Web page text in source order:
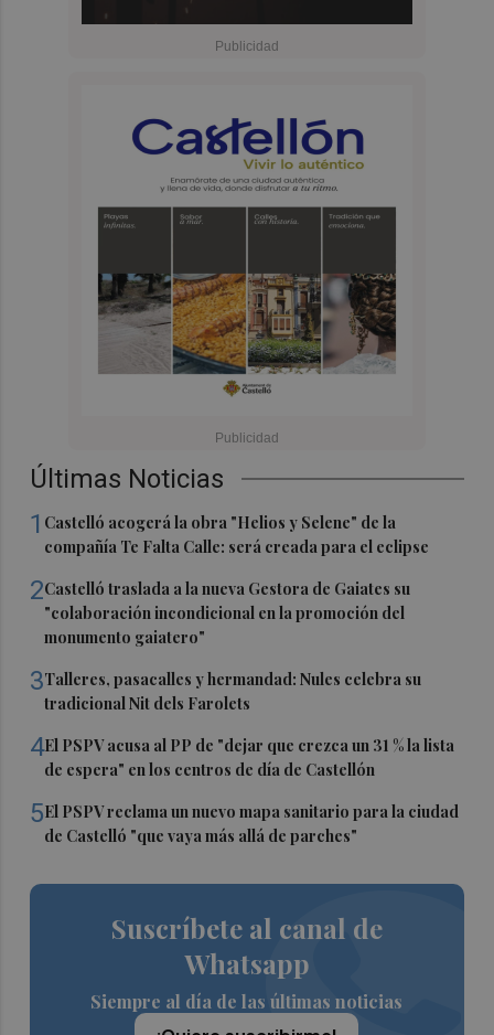
Últimas Noticias
1 Castelló acogerá la obra "Helios y Selene" de la
compañía Te Falta Calle: será creada para el eclipse
2Castelló traslada a la nueva Gestora de Gaiates su
"colaboración incondicional en la promoción del
monumento gaiatero"
3Talleres, pasacalles y hermandad: Nules celebra su
tradicional Nit dels Farolets
4El PSPV acusa al PP de "dejar que crezca un 31 % la lista
de espera" en los centros de día de Castellón
5El PSPV reclama un nuevo mapa sanitario para la ciudad
de Castelló "que vaya más allá de parches"
Suscríbete al canal de
Whatsapp
Siempre al día de las últimas noticias